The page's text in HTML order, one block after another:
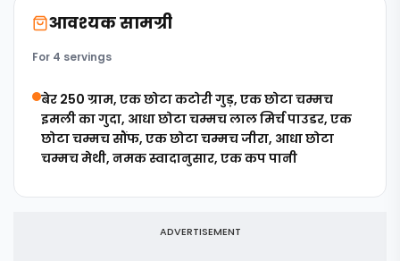
आवश्यक सामग्री
For 4 servings
बेर 250 ग्राम, एक छोटा कटोरी गुड़, एक छोटा चम्मच
इमली का गुदा, आधा छोटा चम्मच लाल मिर्च पाउडर, एक
छोटा चम्मच सौंफ, एक छोटा चम्मच जीरा, आधा छोटा
चम्मच मेथी, नमक स्वादानुसार, एक कप पानी
ADVERTISEMENT